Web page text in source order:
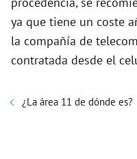
ya que tiene un coste
la compañía de
contratada desde el
¿La área 11 de dónde es?